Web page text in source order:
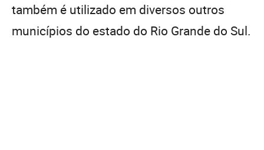
também é utilizado em diversos outros
municípios do estado do Rio Grande do Sul.